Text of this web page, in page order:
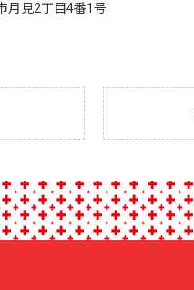
月見2丁目4番1号